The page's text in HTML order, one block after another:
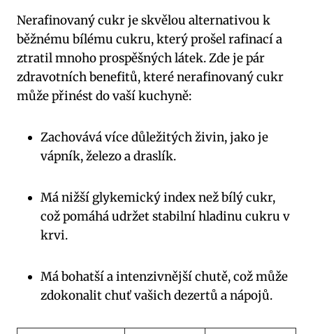
Nerafinovaný cukr je skvělou alternativou k
běžnému bílému cukru, který prošel rafinací a
ztratil mnoho prospěšných látek. Zde je pár
zdravotních benefitů, které nerafinovaný cukr
může přinést do vaší kuchyně:
Zachovává více důležitých živin, jako je
vápník, železo a draslík.
Má nižší glykemický index než bílý cukr,
což pomáhá udržet stabilní hladinu cukru v
krvi.
Má bohatší a intenzivnější chutě, což může
zdokonalit chuť vašich dezertů a nápojů.